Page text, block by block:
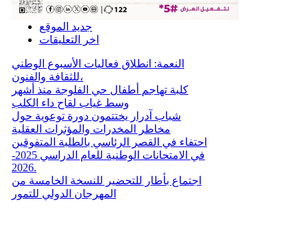
جديد الموقع
اخر التعليقات
النعمة: انطلاق فعاليات الأسبوع الوطني
للثقافة والفنون،
كلبة تهاجم أطفال حي الفلوجة منذ أشهر
وسط غياب لقاح داء الكلب
شباب آدرار يختتمون دورة توعوية حول
مخاطر المخدرات والمؤثرات العقلية
احتفاء في القصر الرئاسي بالطلبة المتفوقين
في الامتحانات الوطنية للعام الدراسي 2025-
2026.
اجتماع بأطار للتحضير للنسخة الخامسة من
المهرجان الدولي للتمور